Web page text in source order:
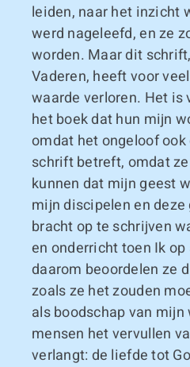
leiden, naar het inzicht
werd nageleefd, en ze
worden. Maar dit
Vaderen, heeft voor
waarde verloren. Het is
het boek dat hun mijn
omdat het ongeloof
schrift betreft, omdat
kunnen dat mijn geest
mijn discipelen en
bracht op te schrijven
en onderricht toen Ik op
daarom beoordelen ze
zoals ze het zouden
als boodschap van mijn
mensen het vervullen
verlangt: de liefde tot